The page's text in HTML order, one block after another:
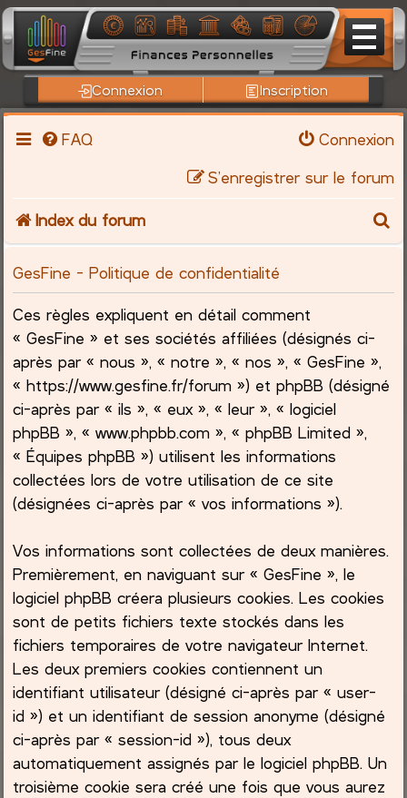
Connexion Inscription
FAQ
Connexion
S’enregistrer sur le forum
Index du forum
c
GesFine - Politique de confidentialité
Ces règles expliquent en détail comment
« GesFine » et ses sociétés affiliées (désignés ci-
après par « nous », « notre », « nos », « GesFine »,
« https://www.gesfine.fr/forum ») et phpBB (désigné
ci-après par « ils », « eux », « leur », « logiciel
phpBB », « www.phpbb.com », « phpBB Limited »,
« Équipes phpBB ») utilisent les informations
collectées lors de votre utilisation de ce site
(désignées ci-après par « vos informations »).
Vos informations sont collectées de deux manières.
Premièrement, en naviguant sur « GesFine », le
logiciel phpBB créera plusieurs cookies. Les cookies
sont de petits fichiers texte stockés dans les
fichiers temporaires de votre navigateur Internet.
Les deux premiers cookies contiennent un
identifiant utilisateur (désigné ci-après par « user-
id ») et un identifiant de session anonyme (désigné
ci-après par « session-id »), tous deux
automatiquement assignés par le logiciel phpBB. Un
troisième cookie sera créé une fois que vous aurez